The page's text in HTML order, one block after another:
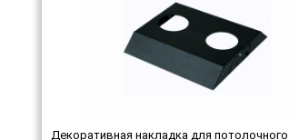
Декоративная накладка для потолочного